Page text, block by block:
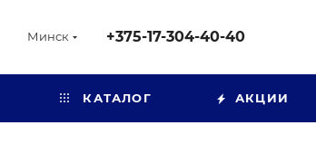
Минск +375-17-304-40-40
КАТАЛОГ АКЦИИ